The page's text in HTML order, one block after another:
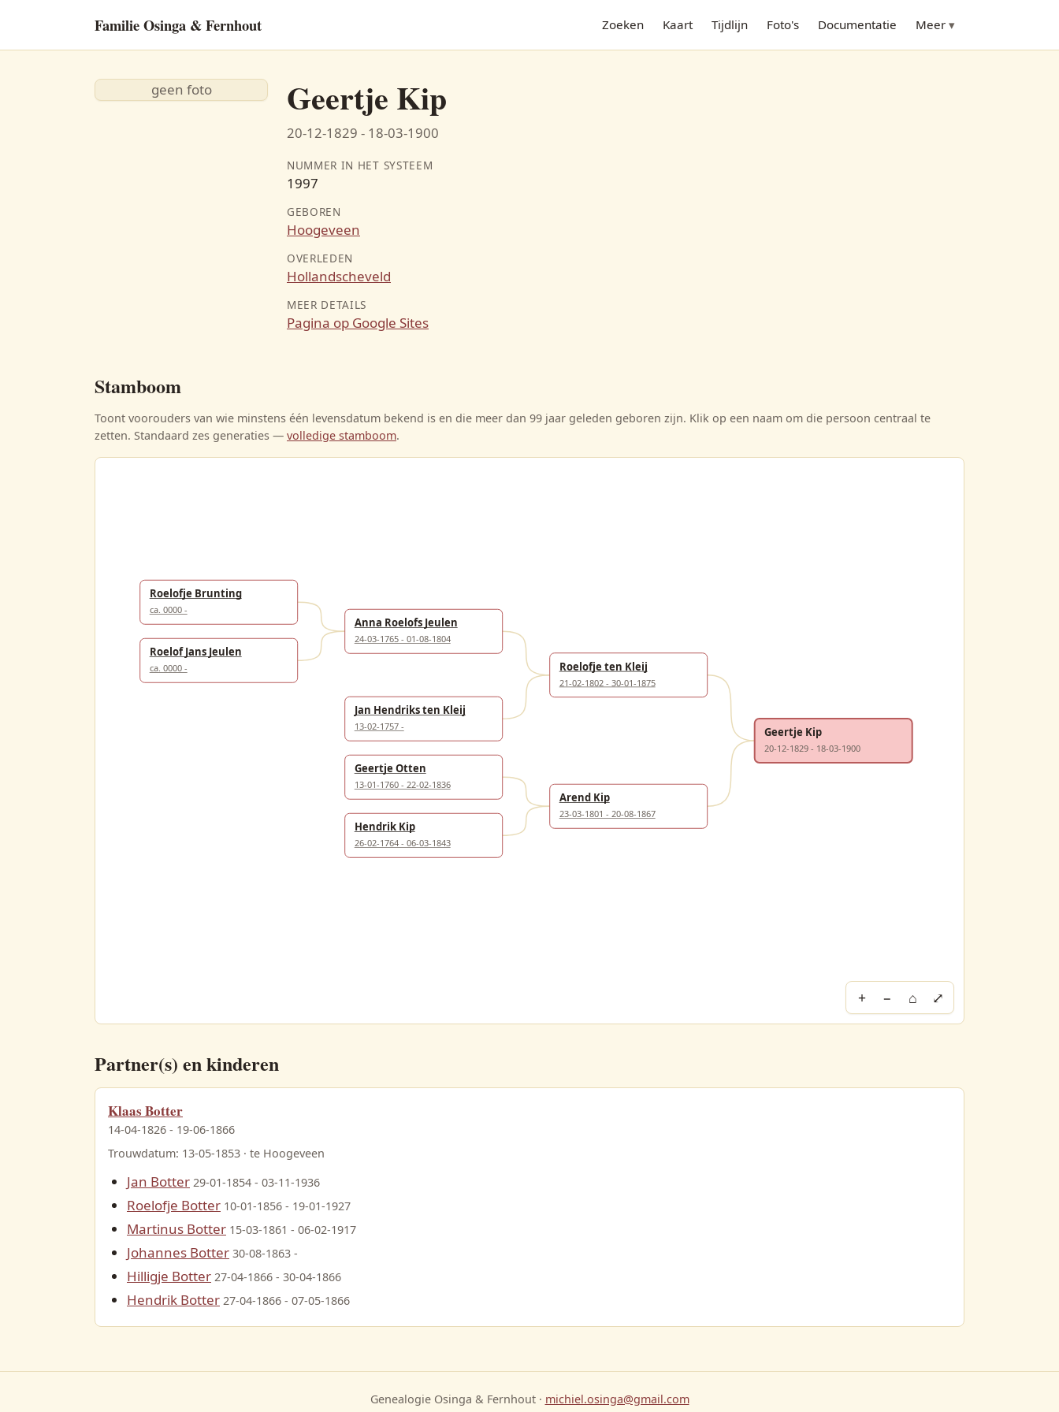
Familie Osinga & Fernhout Zoeken Kaart Tijdlijn Foto's Documentatie Meer
geen foto Geertje Kip
20-12-1829 - 18-03-1900
NUMMER IN HET SYSTEEM
1997
GEBOREN
Hoogeveen
OVERLEDEN
Hollandscheveld
MEER DETAILS
Pagina op Google Sites
Stamboom
Toont voorouders van wie minstens één levensdatum bekend is en die meer dan 99 jaar geleden geboren zijn. Klik op een naam om die persoon centraal te
zetten. Standaard zes generaties — volledige stamboom.
Roelofje Brunting
ca. 0000 -
Roelof Jans Jeulen
ca. 0000 -
Anna Roelofs Jeulen
24-03-1765 - 01-08-1804
Jan Hendriks ten Kleij
13-02-1757 -
Roelofje ten Kleij
21-02-1802 - 30-01-1875
Geertje Otten
13-01-1760 - 22-02-1836
Hendrik Kip
26-02-1764 - 06-03-1843
Arend Kip
23-03-1801 - 20-08-1867
Geertje Kip
20-12-1829 - 18-03-1900
+ − ⌂ ⤢
Partner(s) en kinderen
Klaas Botter
14-04-1826 - 19-06-1866
Trouwdatum: 13-05-1853 · te Hoogeveen
Jan Botter 29-01-1854 - 03-11-1936
Roelofje Botter 10-01-1856 - 19-01-1927
Martinus Botter 15-03-1861 - 06-02-1917
Johannes Botter 30-08-1863 -
Hilligje Botter 27-04-1866 - 30-04-1866
Hendrik Botter 27-04-1866 - 07-05-1866
Genealogie Osinga & Fernhout · michiel.osinga@gmail.com